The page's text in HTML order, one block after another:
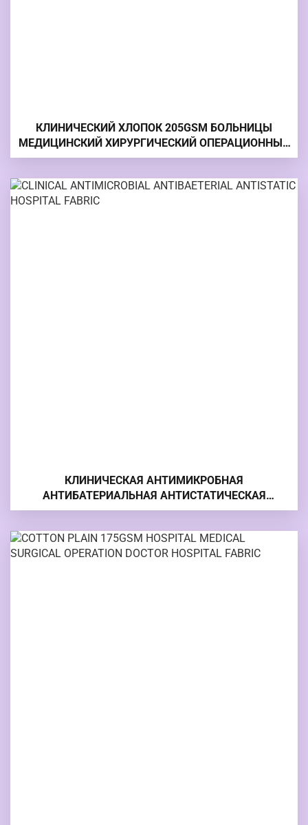
КЛИНИЧЕСКИЙ ХЛОПОК 205GSM БОЛЬНИЦЫ
МЕДИЦИНСКИЙ ХИРУРГИЧЕСКИЙ ОПЕРАЦИОННЫЙ
ХАЛАТ БОЛЬНИЦЫ ТКАНЬ
КЛИНИЧЕСКАЯ АНТИМИКРОБНАЯ
АНТИБАТЕРИАЛЬНАЯ АНТИСТАТИЧЕСКАЯ
БОЛЬНИЧНАЯ ТКАНЬ